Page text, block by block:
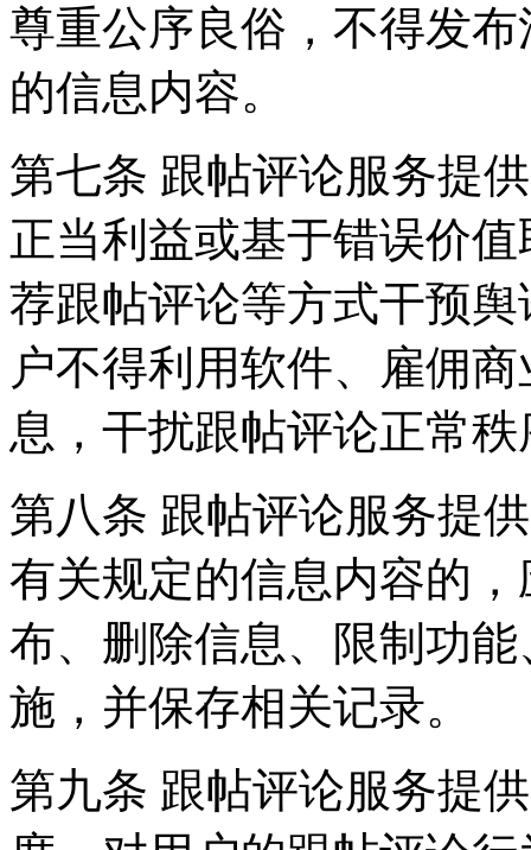
尊重公序良俗，不得发
的信息内容。
第七条 跟帖评论服务提
正当利益或基于错误价
荐跟帖评论等方式干预
户不得利用软件、雇佣
息，干扰跟帖评论正常
第八条 跟帖评论服务提
有关规定的信息内容的
布、删除信息、限制功
施，并保存相关记录。
第九条 跟帖评论服务提